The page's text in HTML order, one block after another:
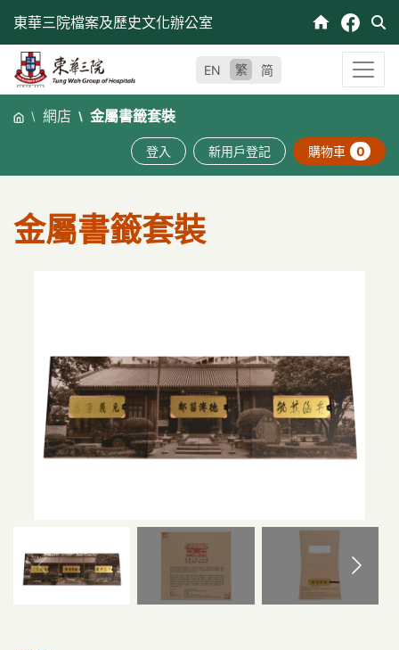
東華三院檔案及歷史文化辦公室
EN 繁 简
網店 金屬書籤套裝
登入 新用戶登記 購物車 0
金屬書籤套裝